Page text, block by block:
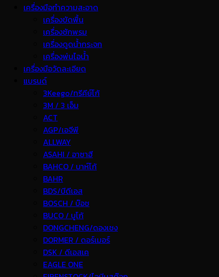
เครื่องมือทำความสะอาด
เครื่องขัดพื้น
เครื่องซักพรม
เครื่องดูดน้ำกระจก
เครื่องพ่นไอน้ำ
เครื่องมือวัดละเอียด
แบรนด์
3Keego/ทรีคีย์โก้
3M / 3 เอ็ม
ACT
AGP/เอจีพี
ALLWAY
ASAHI / อาซาฮี
BAHCO / บาห์โก้
BAHR
BDS/บีดีเอส
BOSCH / บ๊อช
BUCO / บูโก้
DONGCHENG/ดองเชง
DORMER / ดอร์เมอร์
DSK / ดีเอสเค
EAGLE ONE